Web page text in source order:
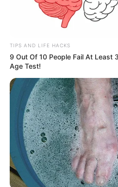
fundamental para seguirmos
independência que você conhece.
pode fazer a diferença. Muito
TIPS AND LIFE HACKS
9 Out Of 10 People Fail At Least
Age Test!